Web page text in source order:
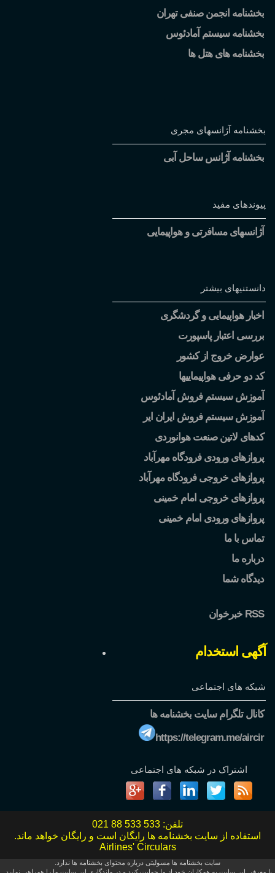
بخشنامه انجمن صنفی تهران
بخشنامه سیستم آمادئوس
بخشنامه های هتل ها
بخشنامه آژانسهای مجری
بخشنامه آژانس ساحل آبی
پیوندهای مفید
آژانسهای مسافرتی و هواپیمایی
دانستنیهای بیشتر
اخبار هواپیمایی و گردشگری
بررسی اعتبار پاسپورت
عوارض خروج از کشور
کد دو حرفی هواپیماییها
آموزش سیستم فروش آمادئوس
آموزش سیستم فروش ایران ایر
کدهای لاتین صنعت هوانوردی
پروازهای ورودی فرودگاه مهرآباد
پروازهای خروجی فرودگاه مهرآباد
پروازهای خروجی امام خمینی
پروازهای ورودی امام خمینی
تماس با ما
درباره ما
دیدگاه شما
خبرخوان RSS
آگهی استخدام
شبکه های اجتماعی
کانال تلگرام سایت بخشنامه ها
https://telegram.me/aircir
اشتراک در شبکه های اجتماعی
تلفن: 021 88 533 533
استفاده از سایت بخشنامه ها رایگان است و رایگان خواهد ماند.
Airlines' Circulars
سایت بخشنامه ها مسولیتی درباره محتوای بخشنامه ها ندارد.